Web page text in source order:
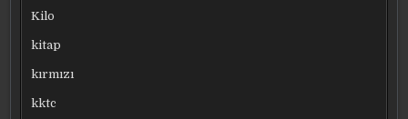
Kilo
kitap
kırmızı
kktc